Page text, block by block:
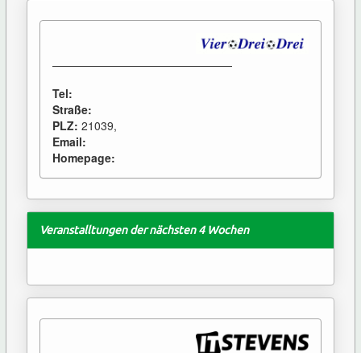
Tel:
Straße:
PLZ: 21039,
Email:
Homepage:
Veranstalltungen der nächsten 4 Wochen